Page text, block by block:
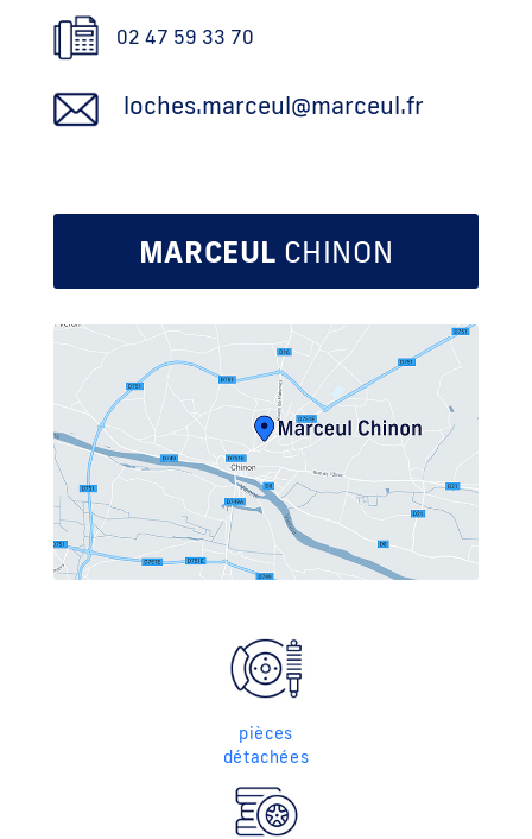
02 47 59 33 70
loches.marceul@marceul.fr
MARCEUL CHINON
pièces
détachées